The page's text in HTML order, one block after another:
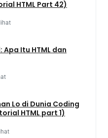
HTML Part 42)
Apa Itu HTML dan
Lo di Dunia Coding
HTML part 1)